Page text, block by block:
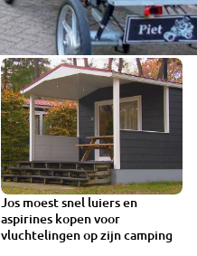
Jos moest snel luiers en
aspirines kopen voor
vluchtelingen op zijn camping
0:32